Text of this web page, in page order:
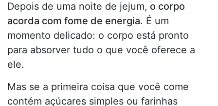
Depois de uma noite de jejum, o corpo
acorda com fome de energia. É um
momento delicado: o corpo está pronto
para absorver tudo o que você oferece a
ele.
Mas se a primeira coisa que você come
contém açúcares simples ou farinhas